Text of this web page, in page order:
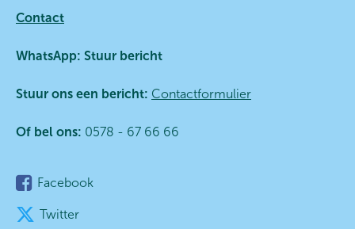
Contact
WhatsApp: Stuur bericht
Stuur ons een bericht: Contactformulier
Of bel ons: 0578 - 67 66 66
Facebook
Twitter